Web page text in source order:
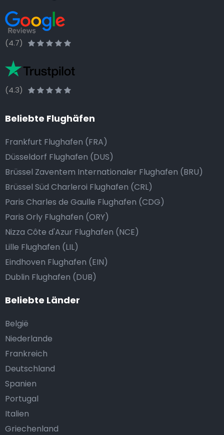
(4.7)
(4.3)
Beliebte Flughäfen
Frankfurt Flughafen (FRA)
Düsseldorf Flughafen (DUS)
Brüssel Zaventem Internationaler Flughafen (BRU)
Brüssel Süd Charleroi Flughafen (CRL)
Paris Charles de Gaulle Flughafen (CDG)
Paris Orly Flughafen (ORY)
Nizza Côte d'Azur Flughafen (NCE)
Lille Flughafen (LIL)
Eindhoven Flughafen (EIN)
Dublin Flughafen (DUB)
Beliebte Länder
België
Niederlande
Frankreich
Deutschland
Spanien
Portugal
Italien
Griechenland